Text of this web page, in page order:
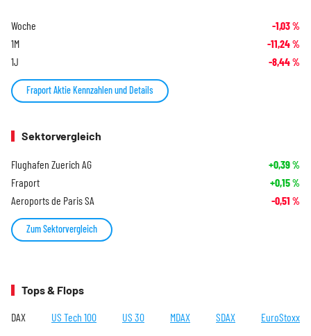
Woche -1,03%
1M -11,24%
1J -8,44%
Fraport Aktie Kennzahlen und Details
Sektorvergleich
Flughafen Zuerich AG +0,39%
Fraport +0,15%
Aeroports de Paris SA -0,51 %
Zum Sektorvergleich
Tops & Flops
DAX US Tech 100 US 30 MDAX SDAX EuroStoxx